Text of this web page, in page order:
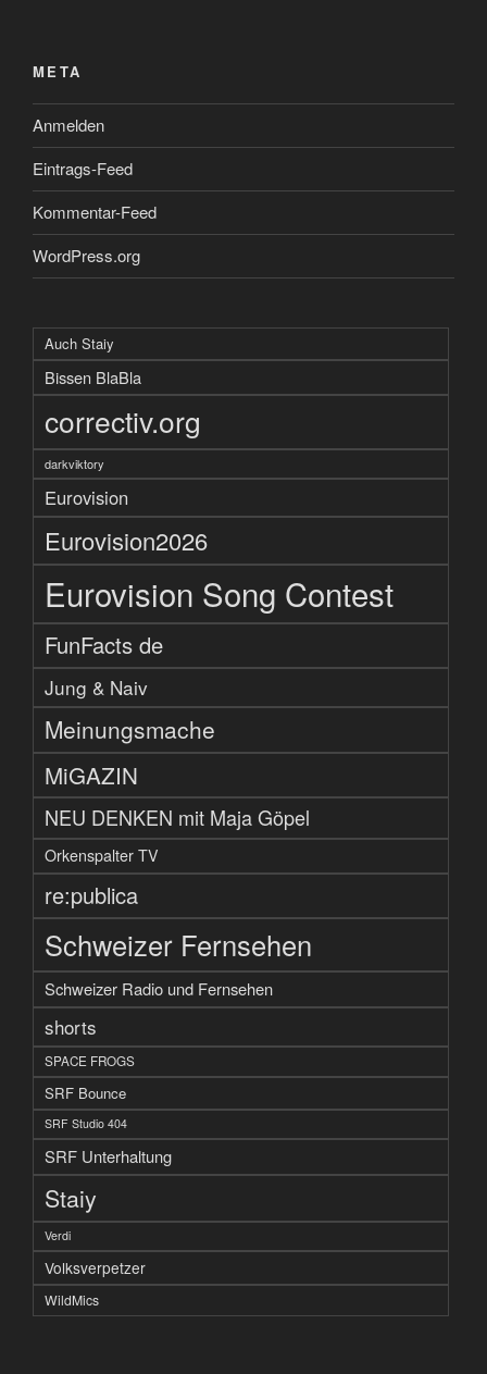
META
Anmelden
Eintrags-Feed
Kommentar-Feed
WordPress.org
Auch Staiy
Bissen BlaBla
correctiv.org
darkviktory
Eurovision
Eurovision2026
Eurovision Song Contest
FunFacts de
Jung & Naiv
Meinungsmache
MiGAZIN
NEU DENKEN mit Maja Göpel
Orkenspalter TV
re:publica
Schweizer Fernsehen
Schweizer Radio und Fernsehen
shorts
SPACE FROGS
SRF Bounce
SRF Studio 404
SRF Unterhaltung
Staiy
Verdi
Volksverpetzer
WildMics